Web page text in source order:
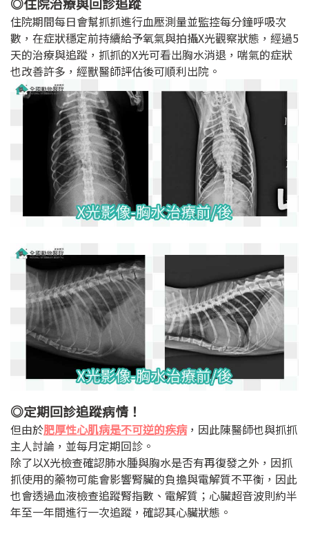
住院期間每日會幫抓抓進行血壓測量並監控每分鐘呼吸次
數，在症狀穩定前持續給予氧氣與拍攝X光觀察狀態，經過5
天的治療與追蹤，抓抓的X光可看出胸水消退，喘氣的症狀
也改善許多，經獸醫師評估後可順利出院。
◎定期回診追蹤病情！
但由於肥厚性心肌病是不可逆的疾病，因此陳醫師也與抓抓
主人討論，並每月定期回診。
除了以X光檢查確認肺水腫與胸水是否有再復發之外，因抓
抓使用的藥物可能會影響腎臟的負擔與電解質不平衡，因此
也會透過血液檢查追蹤腎指數、電解質；心臟超音波則約半
年至一年間進行一次追蹤，確認其心臟狀態。